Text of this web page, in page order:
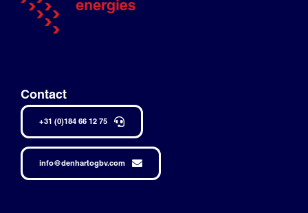
Contact
+31 (0)184 66 12 75
info@denhartogbv.com